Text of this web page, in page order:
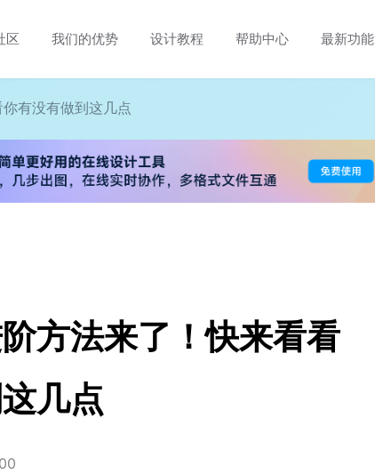
区 我们的优势 设计教程 帮助中心 最新功能
有没有做到这几点
方法来了！快来看看
几点